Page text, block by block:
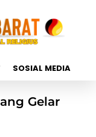
SOSIAL MEDIA
Gelar